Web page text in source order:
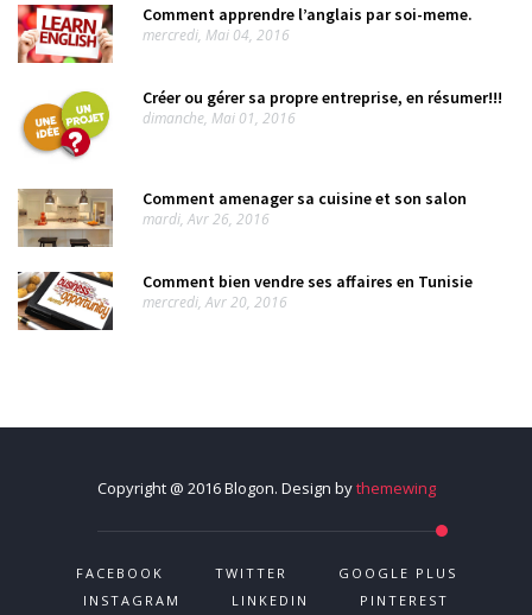
Comment apprendre l’anglais par soi-meme.
mercredi, Mai 04, 2016
Créer ou gérer sa propre entreprise, en résumer!!!
dimanche, Mai 01, 2016
Comment amenager sa cuisine et son salon
mardi, Avr 26, 2016
Comment bien vendre ses affaires en Tunisie
mercredi, Avr 20, 2016
Copyright @ 2016 Blogon. Design bythemewing
FACEBOOK TWITTER
GOOGLE PLUS
INSTAGRAM
LINKEDIN PINTEREST